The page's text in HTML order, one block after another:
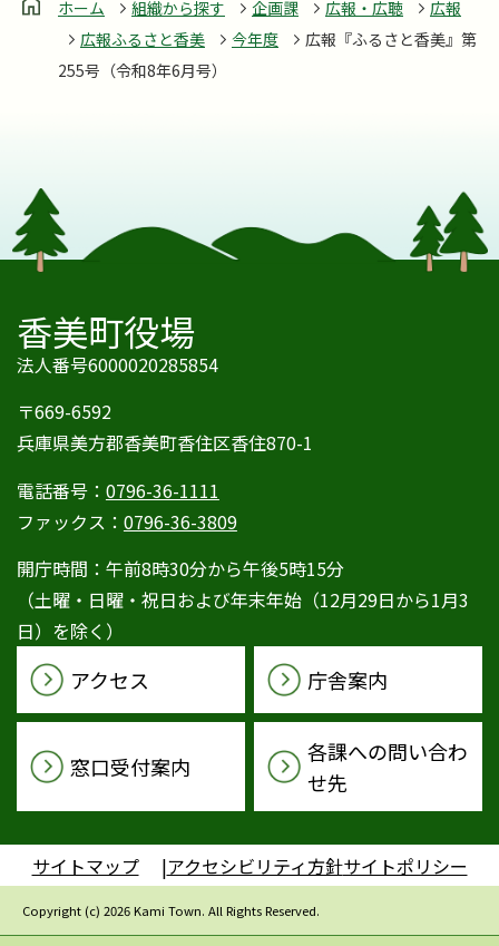
ホーム 組織から探す 企画課 広報・広聴
広報
広報ふるさと香美
今年度
広報『ふるさと香美』第
255号（令和8年6月号）
香美町役場
法人番号6000020285854
〒669-6592
兵庫県美方郡香美町香住区香住870-1
電話番号： 0796-36-1111
ファックス： 0796-36-3809
開庁時間：午前8時30分から午後5時15分
（土曜・日曜・祝日および年末年始（12月29日から1月3
日）を除く）
アクセス 庁舎案内
窓口受付案内
各課への問い合わ
せ先
サイトマップ アクセシビリティ方針サイトポリシー
Copyright (c) 2026 Kami Town. All Rights Reserved.